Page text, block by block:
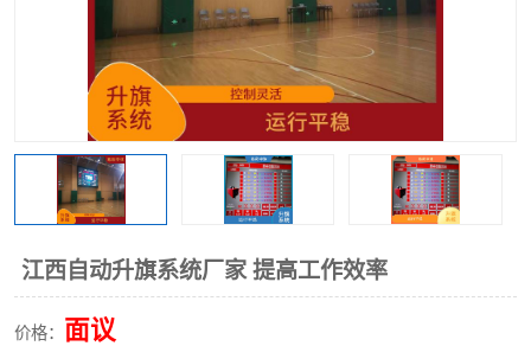
江西自动升旗系统厂家 提高工作效率
价格： 面议